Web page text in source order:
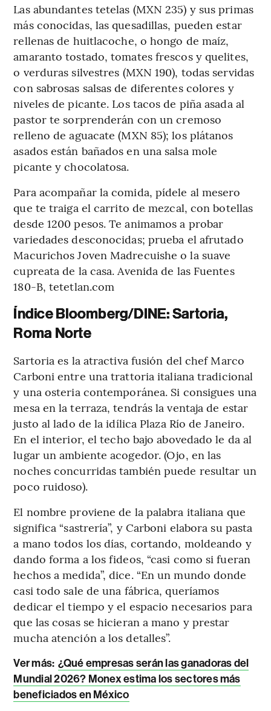
Las abundantes tetelas (MXN 235) y sus primas
más conocidas, las quesadillas, pueden estar
rellenas de huitlacoche, o hongo de maíz,
amaranto tostado, tomates frescos y quelites,
o verduras silvestres (MXN 190), todas servidas
con sabrosas salsas de diferentes colores y
niveles de picante. Los tacos de piña asada al
pastor te sorprenderán con un cremoso
relleno de aguacate (MXN 85); los plátanos
asados ​​están bañados en una salsa mole
picante y chocolatosa.
Para acompañar la comida, pídele al mesero
que te traiga el carrito de mezcal, con botellas
desde 1200 pesos. Te animamos a probar
variedades desconocidas; prueba el afrutado
Macurichos Joven Madrecuishe o la suave
cupreata de la casa. Avenida de las Fuentes
180-B, tetetlan.com
Índice Bloomberg/DINE: Sartoria,
Roma Norte
Sartoria es la atractiva fusión del chef Marco
Carboni entre una trattoria italiana tradicional
y una osteria contemporánea. Si consigues una
mesa en la terraza, tendrás la ventaja de estar
justo al lado de la idílica Plaza Río de Janeiro.
En el interior, el techo bajo abovedado le da al
lugar un ambiente acogedor. (Ojo, en las
noches concurridas también puede resultar un
poco ruidoso).
El nombre proviene de la palabra italiana que
significa “sastrería”, y Carboni elabora su pasta
a mano todos los días, cortando, moldeando y
dando forma a los fideos, “casi como si fueran
hechos a medida”, dice. “En un mundo donde
casi todo sale de una fábrica, queríamos
dedicar el tiempo y el espacio necesarios para
que las cosas se hicieran a mano y prestar
mucha atención a los detalles”.
Ver más: ¿Qué empresas serán las ganadoras del
Mundial 2026? Monex estima los sectores más
beneficiados en México